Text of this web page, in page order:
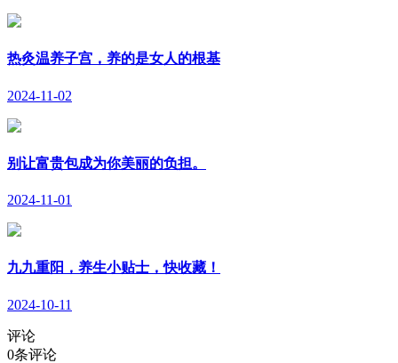
热灸温养子宫，养的是女人的根基
2024-11-02
别让富贵包成为你美丽的负担。
2024-11-01
九九重阳，养生小贴士，快收藏！
2024-10-11
评论
0条评论